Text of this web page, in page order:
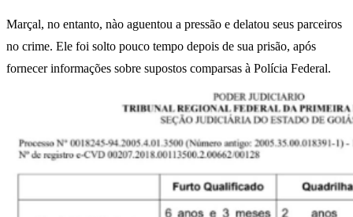
Marçal, no entanto, nào aguentou a pressão e delatou seus parceiros
no crime. Ele foi solto pouco tempo depois de sua prisão, após
fornecer informações sobre supostos comparsas à Polícia Federal.